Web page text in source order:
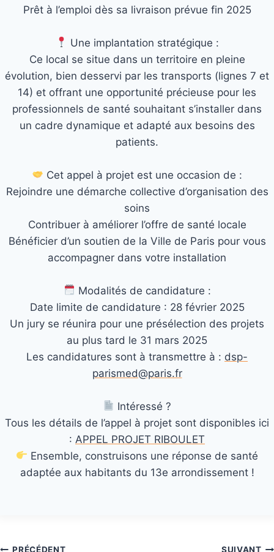
Prêt à l’emploi dès sa livraison prévue fin 2025
Une implantation stratégique :
Ce local se situe dans un territoire en pleine
évolution, bien desservi par les transports (lignes 7 et
14) et offrant une opportunité précieuse pour les
professionnels de santé souhaitant s’installer dans
un cadre dynamique et adapté aux besoins des
patients.
Cet appel à projet est une occasion de :
Rejoindre une démarche collective d’organisation des
soins
Contribuer à améliorer l’offre de santé locale
Bénéficier d’un soutien de la Ville de Paris pour vous
accompagner dans votre installation
Modalités de candidature :
Date limite de candidature : 28 février 2025
Un jury se réunira pour une présélection des projets
au plus tard le 31 mars 2025
Les candidatures sont à transmettre à : dsp-
parismed@paris.fr
Intéressé ?
Tous les détails de l’appel à projet sont disponibles ici
: APPEL PROJET RIBOULET
Ensemble, construisons une réponse de santé
adaptée aux habitants du 13e arrondissement !
PRÉCÉDENT SUIVANT